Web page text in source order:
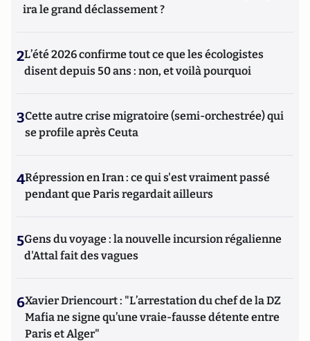
ira le grand déclassement ?
2L’été 2026 confirme tout ce que les écologistes
disent depuis 50 ans : non, et voilà pourquoi
3Cette autre crise migratoire (semi-orchestrée) qui
se profile après Ceuta
4Répression en Iran : ce qui s'est vraiment passé
pendant que Paris regardait ailleurs
5Gens du voyage : la nouvelle incursion régalienne
d'Attal fait des vagues
6Xavier Driencourt : "L’arrestation du chef de la DZ
Mafia ne signe qu’une vraie-fausse détente entre
Paris et Alger"